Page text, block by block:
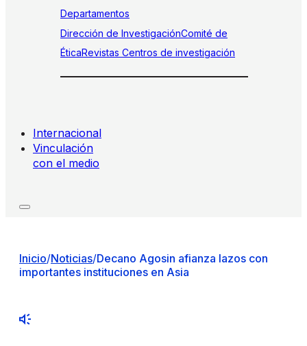
Departamentos
Dirección de InvestigaciónComité de
ÉticaRevistas Centros de investigación
Internacional
Vinculación
con el medio
Inicio/Noticias/Decano Agosin afianza lazos con
importantes instituciones en Asia